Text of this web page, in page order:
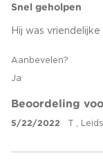
Snel geholpen
Hij was
Aanbevelen?
Ja
Beoordeling
5/22/2022 T ,